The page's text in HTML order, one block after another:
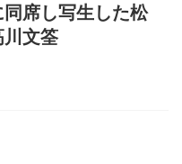
席し写生した松
文筌